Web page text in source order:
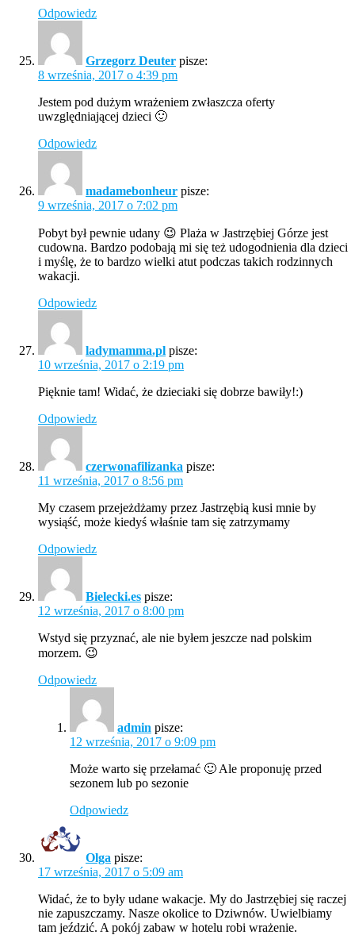
Odpowiedz
Grzegorz Deuter pisze:
8 września, 2017 o 4:39 pm
Jestem pod dużym wrażeniem zwłaszcza oferty
uwzględniającej dzieci 🙂
Odpowiedz
madamebonheur pisze:
9 września, 2017 o 7:02 pm
Pobyt był pewnie udany 😉 Plaża w Jastrzębiej Górze jest
cudowna. Bardzo podobają mi się też udogodnienia dla dzieci
i myślę, że to bardzo wielki atut podczas takich rodzinnych
wakacji.
Odpowiedz
ladymamma.pl pisze:
10 września, 2017 o 2:19 pm
Pięknie tam! Widać, że dzieciaki się dobrze bawiły!:)
Odpowiedz
czerwonafilizanka pisze:
11 września, 2017 o 8:56 pm
My czasem przejeżdżamy przez Jastrzębią kusi mnie by
wysiąść, może kiedyś właśnie tam się zatrzymamy
Odpowiedz
Bielecki.es pisze:
12 września, 2017 o 8:00 pm
Wstyd się przyznać, ale nie byłem jeszcze nad polskim
morzem. 😉
Odpowiedz
admin pisze:
12 września, 2017 o 9:09 pm
Może warto się przełamać 🙂 Ale proponuję przed
sezonem lub po sezonie
Odpowiedz
Olga pisze:
17 września, 2017 o 5:09 am
Widać, że to były udane wakacje. My do Jastrzębiej się raczej
nie zapuszczamy. Nasze okolice to Dziwnów. Uwielbiamy
tam jeździć. A pokój zabaw w hotelu robi wrażenie.